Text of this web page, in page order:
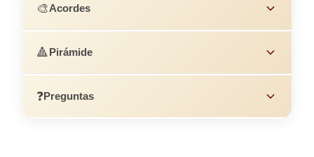
🎨Acordes
🔺Pirámide
❓Preguntas